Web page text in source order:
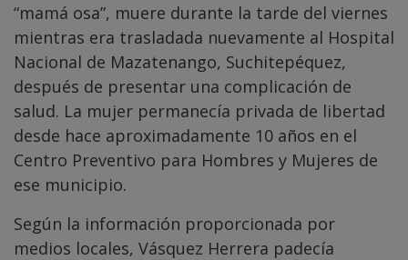
“mamá osa”, muere durante la tarde del viernes
mientras era trasladada nuevamente al Hospital
Nacional de Mazatenango, Suchitepéquez,
después de presentar una complicación de
salud. La mujer permanecía privada de libertad
desde hace aproximadamente 10 años en el
Centro Preventivo para Hombres y Mujeres de
ese municipio.
Según la información proporcionada por
medios locales, Vásquez Herrera padecía